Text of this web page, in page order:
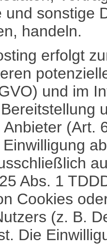
und sonstige
handeln.
erfolgt
und im
(Art.
Abs. 1
Cookies
(z. B.
Die